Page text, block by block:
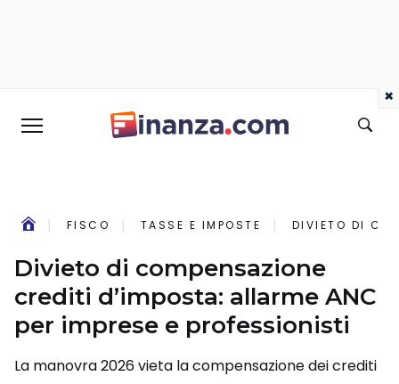
FISCO TASSE E IMPOSTE DIVIETO DI
Divieto di compensazione
crediti d’imposta: allarme ANC
per imprese e professionisti
La manovra 2026 vieta la compensazione dei crediti
×